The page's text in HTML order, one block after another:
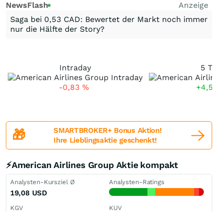
NewsFlash
Anzeige
Saga bei 0,53 CAD: Bewertet der Markt noch immer
nur die Hälfte der Story?
Intraday
-0,83 %
5
🎁
SMARTBROKER+ Bonus Aktion!
Ihre Lieblingsaktie geschenkt!
⚡American Airlines Group Aktie kompakt
Analysten-Kursziel Ø
19,08 USD
Analysten-Ratings
KGV KUV